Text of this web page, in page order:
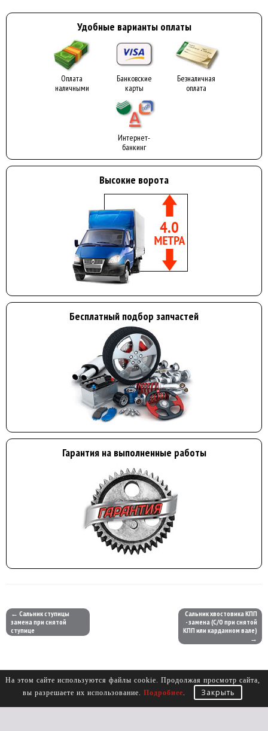
Удобные варианты оплаты
Оплата
наличными
Банковские
карты
Безналичная
оплата
Интернет-
банкинг
Высокие ворота
Бесплатный подбор запчастей
Гарантия на выполненные работы
← Сальник ступицы
замена при снятой
ступице
Сальник хвостовика КПП
- замена (С/О при снятой
КПП или карданном вале)
→
На этом сайте используются файлы cookie. Продолжая просмотр сайта,
вы разрешаете их использование. Подробнее. Закрыть